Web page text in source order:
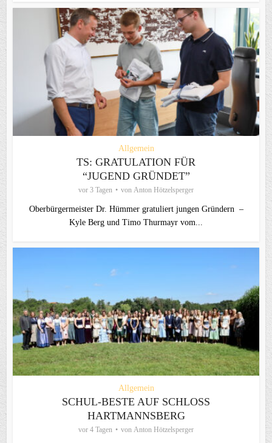
Allgemein
TS: GRATULATION FÜR
“JUGEND GRÜNDET”
vor 3 Tagen von Anton Hötzelsperger
Oberbürgermeister Dr. Hümmer gratuliert jungen Gründern –
Kyle Berg und Timo Thurmayr vom...
Allgemein
SCHUL-BESTE AUF SCHLOSS
HARTMANNSBERG
vor 4 Tagen von Anton Hötzelsperger